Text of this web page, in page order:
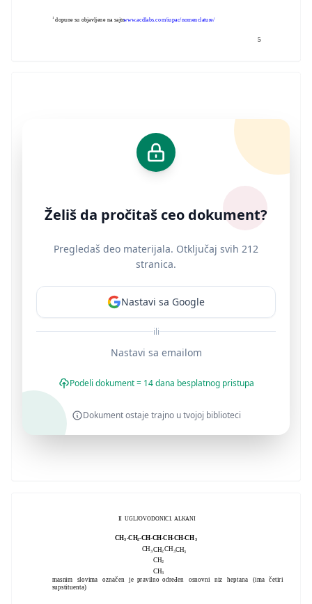
1 dopune su objavljene na sajtuwww.acdlabs.com/iupac/nomenclature/
5
II UGLJOVODONICI. ALKANI
CH3-CH2-CH-CH-CH-CH-CH 3
CH3CH2 CH3CH3
CH2
CH3
masnim slovima označen je pravilno određen osnovni niz heptana (ima četiri
supstituenta)
Želiš da pročitaš ceo dokument?
Pregledaš deo materijala. Otključaj svih 212
stranica.
Nastavi sa Google
ili
Nastavi sa emailom
Podeli dokument = 14 dana besplatnog pristupa
Dokument ostaje trajno u tvojoj biblioteci